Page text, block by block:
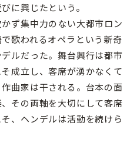
に興じたという。
ず集中力のない大都市ロン
歌われるオペラという新奇
ルだった。舞台興行は都市
成立し、客席が湧かなくて
曲家は干される。台本の面
その両軸を大切にして客席
、ヘンデルは活動を続けら